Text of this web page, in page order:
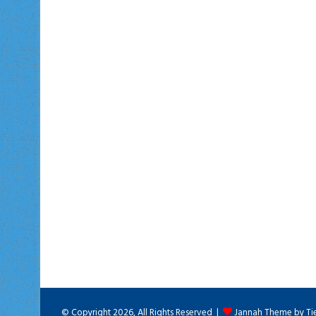
© Copyright 2026, All Rights Reserved | Jannah Theme by